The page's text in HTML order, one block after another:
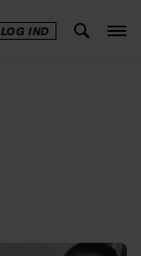
LOG IND